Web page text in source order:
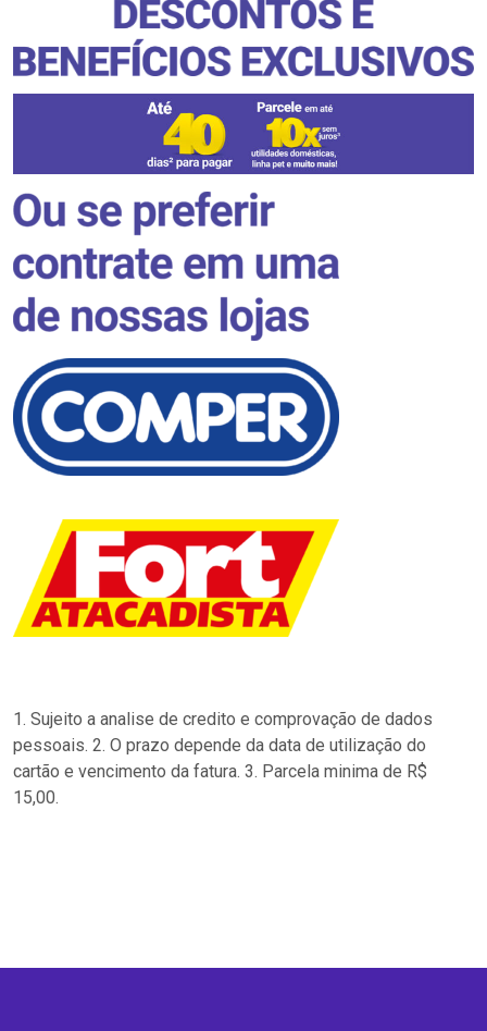
1. Sujeito a analise de credito e comprovação de dados
pessoais. 2. O prazo depende da data de utilização do
cartão e vencimento da fatura. 3. Parcela minima de R$
15,00.